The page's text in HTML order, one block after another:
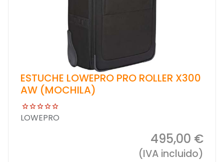
ESTUCHE LOWEPRO PRO ROLLER X300
AW (MOCHILA)
LOWEPRO
495,00 €
(IVA incluido)